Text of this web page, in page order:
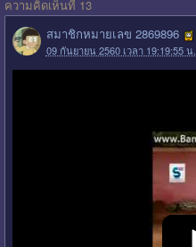
ความคิดเห็นที่ 13
สมาชิกหมายเลข 2869896
09 กันยายน 2560 เวลา 19:19:55 น.